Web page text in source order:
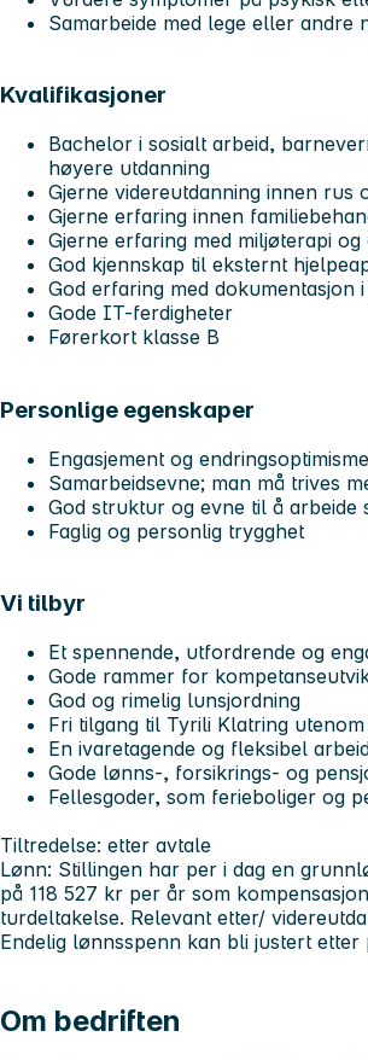
Samarbeide med lege eller andre
Kvalifikasjoner
Bachelor i sosialt arbeid,
høyere utdanning
Gjerne videreutdanning innen rus
Gjerne erfaring innen
Gjerne erfaring med miljøterapi
God kjennskap til eksternt
God erfaring med dokumentasjon
Gode IT-ferdigheter
Førerkort klasse B
Personlige egenskaper
Engasjement og endringsoptimisme
Samarbeidsevne; man må trives
God struktur og evne til å arbeide
Faglig og personlig trygghet
Vi tilbyr
Et spennende, utfordrende og
Gode rammer for
God og rimelig lunsjordning
Fri tilgang til Tyrili Klatring utenom
En ivaretagende og fleksibel
Gode lønns-, forsikrings- og
Fellesgoder, som ferieboliger og
Tiltredelse: etter avtale
Lønn: Stillingen har per i dag en
på 118 527 kr per år som
turdeltakelse. Relevant etter/
Endelig lønnsspenn kan bli justert
Om bedriften